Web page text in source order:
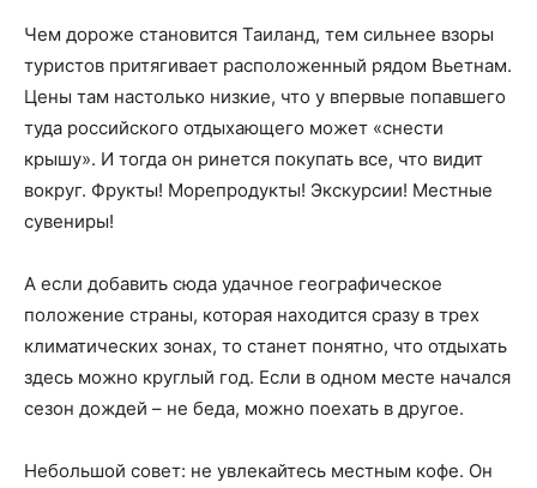
Чем дороже становится Таиланд, тем сильнее взоры
туристов притягивает расположенный рядом Вьетнам.
Цены там настолько низкие, что у впервые попавшего
туда российского отдыхающего может «снести
крышу». И тогда он ринется покупать все, что видит
вокруг. Фрукты! Морепродукты! Экскурсии! Местные
сувениры!
А если добавить сюда удачное географическое
положение страны, которая находится сразу в трех
климатических зонах, то станет понятно, что отдыхать
здесь можно круглый год. Если в одном месте начался
сезон дождей – не беда, можно поехать в другое.
Небольшой совет: не увлекайтесь местным кофе. Он